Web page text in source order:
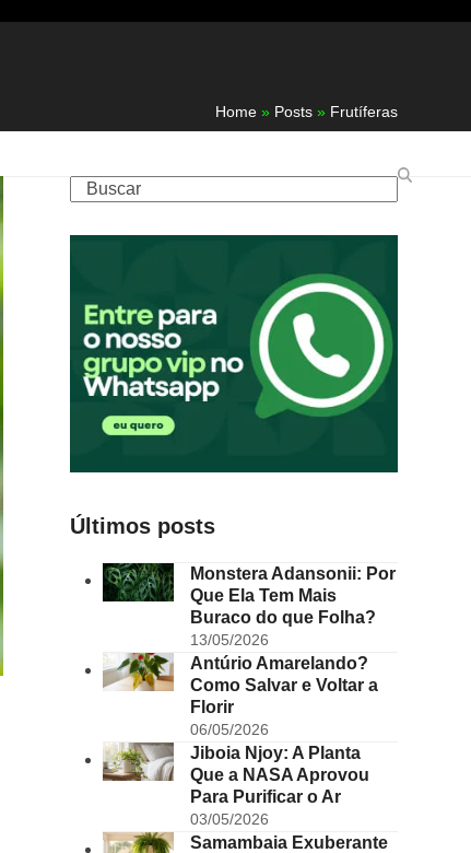
Home» Posts» Frutíferas
Buscar
Últimos posts
Monstera Adansonii: Por
Que Ela Tem Mais
Buraco do que Folha?
13/05/2026
Antúrio Amarelando?
Como Salvar e Voltar a
Florir
06/05/2026
Jiboia Njoy: A Planta
Que a NASA Aprovou
Para Purificar o Ar
03/05/2026
Samambaia Exuberante